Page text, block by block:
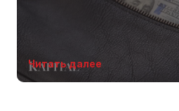
Читать далее